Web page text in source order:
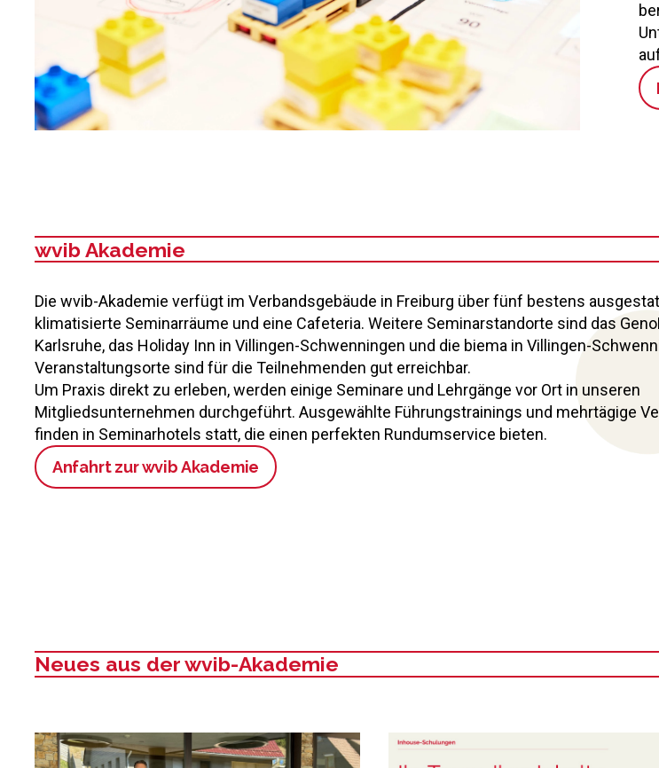
wvib Akademie
:
Die wvib-Akademie verfügt im Verbandsgebäude in Freiburg über fünf bestens
klimatisierte Seminarräume und eine Cafeteria. Weitere Seminarstandorte sind das
Karlsruhe, das Holiday Inn in Villingen-Schwenningen und die biema in Villingen-
Veranstaltungsorte sind für die Teilnehmenden gut erreichbar.
Um Praxis direkt zu erleben, werden einige Seminare und Lehrgänge vor Ort in unseren
Mitgliedsunternehmen durchgeführt. Ausgewählte Führungstrainings und mehrtägige
finden in Seminarhotels statt, die einen perfekten Rundumservice bieten.
Anfahrt zur wvib Akademie
Neues aus der wvib-Akademie
: